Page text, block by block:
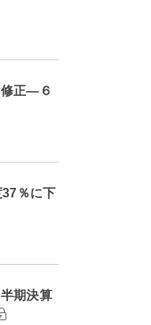
修正―６
％に下
期決算